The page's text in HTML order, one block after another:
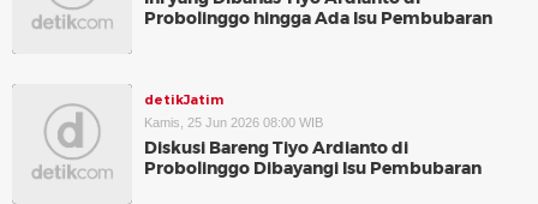
Probolinggo hingga Ada Isu Pembubaran
detikJatim
Kamis, 25 Jun 2026 08:00 WIB
Diskusi Bareng Tiyo Ardianto di
Probolinggo Dibayangi Isu Pembubaran